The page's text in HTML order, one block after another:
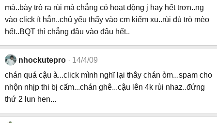
mà..bày trò ra rùi mà chẳng có hoạt động j hay hết trơn..ng
vào click ít hẳn..chủ yếu thấy vào cm kiếm xu..rùi đủ trò mèo
hết..BQT thì chẳng đâu vào đâu hết..
nhockutepro
14/4/09
chán quá cậu à...click mình nghĩ lại thây chán òm...spam cho
nhộn nhịp thi bị cấm...chán ghê...cậu lên 4k rùi nhaz..đứng
thứ 2 lun hen...